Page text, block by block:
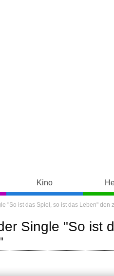
Kino
"So ist das Spiel, so ist das Leben" den
Single "So ist